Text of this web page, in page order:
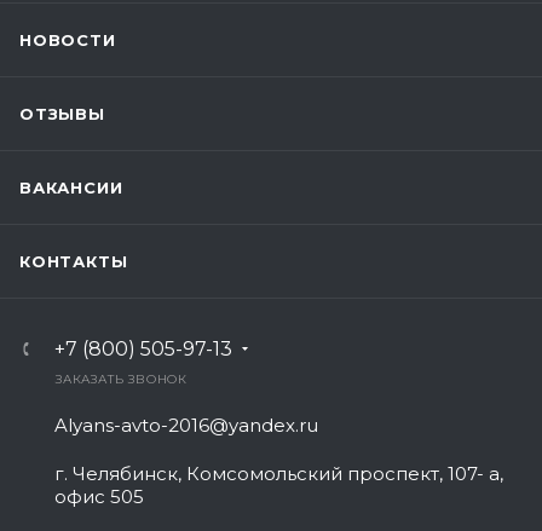
НОВОСТИ
ОТЗЫВЫ
ВАКАНСИИ
КОНТАКТЫ
+7 (800) 505-97-13
ЗАКАЗАТЬ ЗВОНОК
Alyans-avto-2016@yandex.ru
г. Челябинск, Комсомольский проспект, 107- а,
офис 505